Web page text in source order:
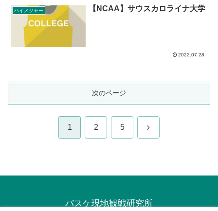
ハイメジャー 【NCAA】サウスカロライナ大学
2022.07.28
次のページ
1 2 5 次
バスケ現地観戦研究所